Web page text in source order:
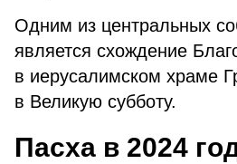
Одним из центральных
является схождение
в иерусалимском храме
в Великую субботу.
Пасха в 2024